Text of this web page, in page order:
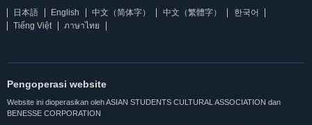
日本語 English 中文（简体字） 中文（繁體字）
한국어
Tiếng Việt
ภาษาไทย
Pengoperasi website
Website ini dioperasikan oleh ASIAN STUDENTS CULTURAL ASSOCIATION dan
BENESSE CORPORATION